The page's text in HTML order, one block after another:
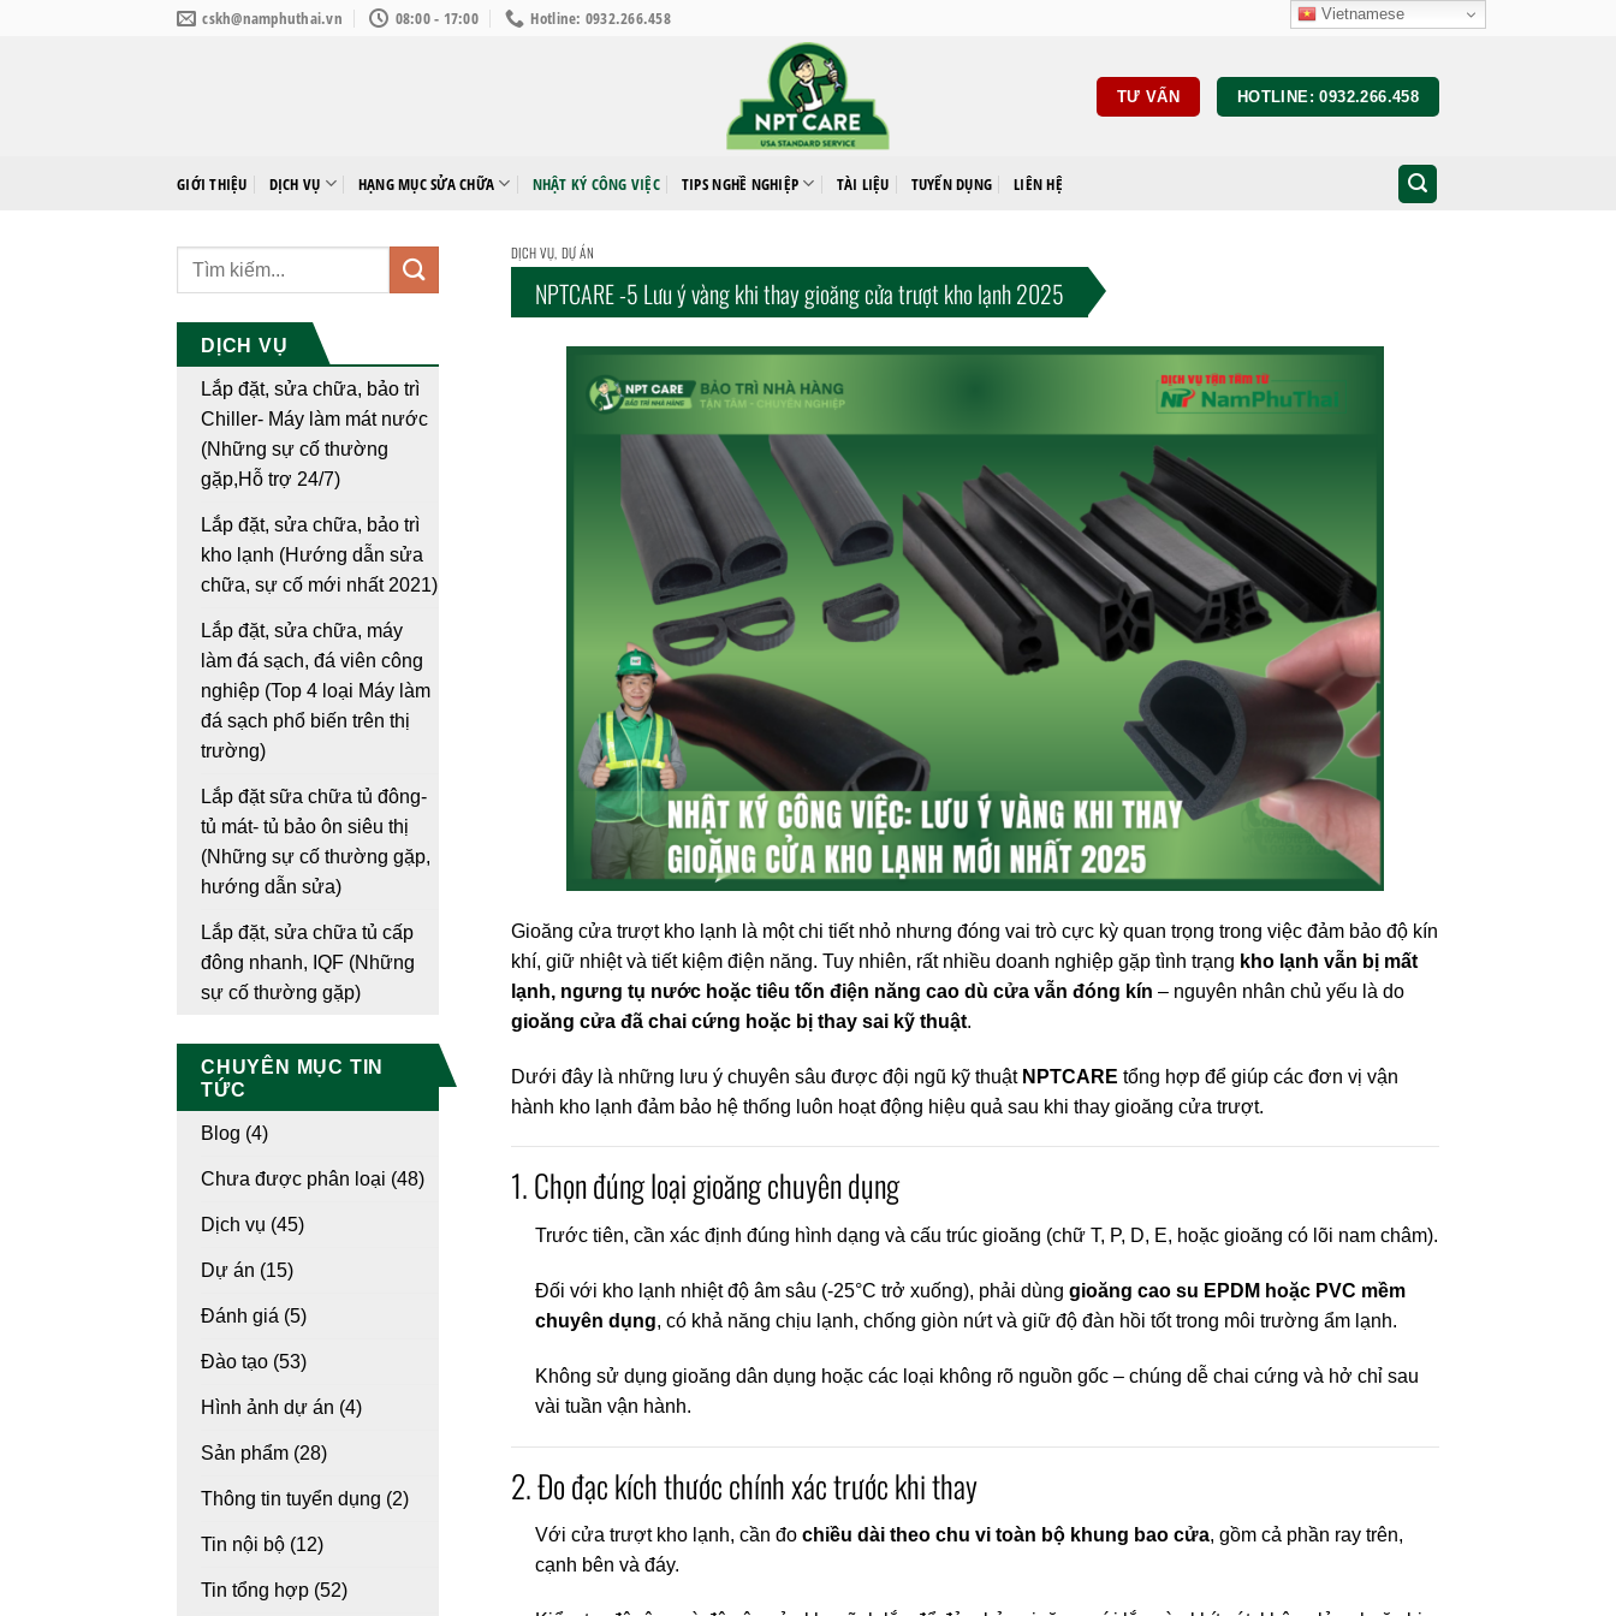
cskh@namphuthai.vn 08:00 - 17:00 Hotline: 0932.266.458
TƯ VẤN HOTLINE: 0932.266.458
GIỚI THIỆU DỊCH VỤ HẠNG MỤC SỬA CHỮA NHẬT KÝ CÔNG VIỆC TIPS NGHỀ NGHIỆP TÀI LIỆU TUYỂN DỤNG LIÊN HỆ
DỊCH VỤ
Lắp đặt, sửa chữa, bảo trì
Chiller- Máy làm mát nước
(Những sự cố thường
gặp,Hỗ trợ 24/7)
Lắp đặt, sửa chữa, bảo trì
kho lạnh (Hướng dẫn sửa
chữa, sự cố mới nhất 2021)
Lắp đặt, sửa chữa, máy
làm đá sạch, đá viên công
nghiệp (Top 4 loại Máy làm
đá sạch phổ biến trên thị
trường)
Lắp đặt sữa chữa tủ đông-
tủ mát- tủ bảo ôn siêu thị
(Những sự cố thường gặp,
hướng dẫn sửa)
Lắp đặt, sửa chữa tủ cấp
đông nhanh, IQF (Những
sự cố thường gặp)
CHUYÊN MỤC TIN
TỨC
Blog (4)
Chưa được phân loại (48)
Dịch vụ (45)
Dự án (15)
Đánh giá (5)
Đào tạo (53)
Hình ảnh dự án (4)
Sản phẩm (28)
Thông tin tuyển dụng (2)
Tin nội bộ (12)
Tin tổng hợp (52)
DỊCH VỤ DỰ ÁN
NPTCARE -5 Lưu ý vàng khi thay gioăng cửa trượt kho lạnh 2025
Gioăng cửa trượt kho lạnh là một chi tiết nhỏ nhưng đóng vai trò cực kỳ quan trọng trong việc đảm bảo độ kín
khí, giữ nhiệt và tiết kiệm điện năng. Tuy nhiên, rất nhiều doanh nghiệp gặp tình trạng kho lạnh vẫn bị mất
lạnh, ngưng tụ nước hoặc tiêu tốn điện năng cao dù cửa vẫn đóng kín – nguyên nhân chủ yếu là do
gioăng cửa đã chai cứng hoặc bị thay sai kỹ thuật.
Dưới đây là những lưu ý chuyên sâu được đội ngũ kỹ thuật NPTCARE tổng hợp để giúp các đơn vị vận
hành kho lạnh đảm bảo hệ thống luôn hoạt động hiệu quả sau khi thay gioăng cửa trượt.
1. Chọn đúng loại gioăng chuyên dụng
Trước tiên, cần xác định đúng hình dạng và cấu trúc gioăng (chữ T, P, D, E, hoặc gioăng có lõi nam châm).
Đối với kho lạnh nhiệt độ âm sâu (-25°C trở xuống), phải dùnggioăng cao su EPDM hoặc PVC mềm
chuyên dụng, có khả năng chịu lạnh, chống giòn nứt và giữ độ đàn hồi tốt trong môi trường ẩm lạnh.
Không sử dụng gioăng dân dụng hoặc các loại không rõ nguồn gốc – chúng dễ chai cứng và hở chỉ sau
vài tuần vận hành.
2. Đo đạc kích thước chính xác trước khi thay
Với cửa trượt kho lạnh, cần đochiều dài theo chu vi toàn bộ khung bao cửa, gồm cả phần ray trên,
cạnh bên và đáy.
Vietnamese